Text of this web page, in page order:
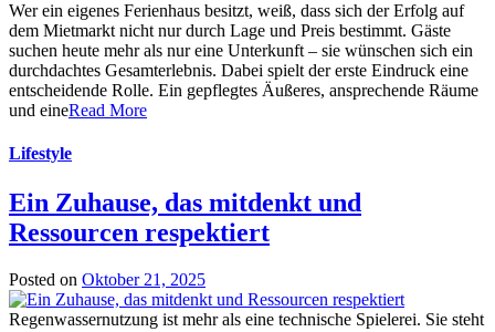
Wer ein eigenes Ferienhaus besitzt, weiß, dass sich der Erfolg auf
dem Mietmarkt nicht nur durch Lage und Preis bestimmt. Gäste
suchen heute mehr als nur eine Unterkunft – sie wünschen sich ein
durchdachtes Gesamterlebnis. Dabei spielt der erste Eindruck eine
entscheidende Rolle. Ein gepflegtes Äußeres, ansprechende Räume
und eineRead More
Lifestyle
Ein Zuhause, das mitdenkt und
Ressourcen respektiert
Posted on Oktober 21, 2025
Regenwassernutzung ist mehr als eine technische Spielerei. Sie steht